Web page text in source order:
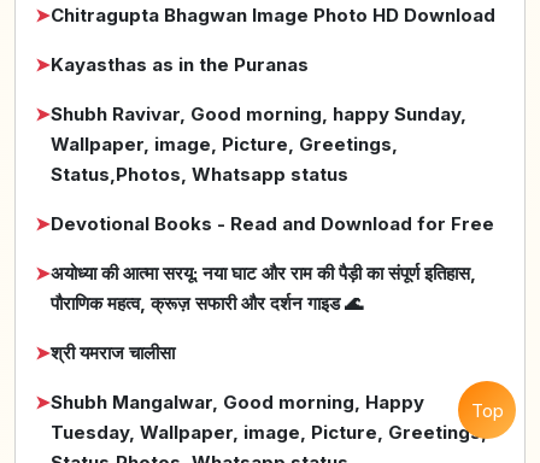
➤Chitragupta Bhagwan Image Photo HD Download
➤Kayasthas as in the Puranas
➤Shubh Ravivar, Good morning, happy Sunday,
Wallpaper, image, Picture, Greetings,
Status,Photos, Whatsapp status
➤Devotional Books - Read and Download for Free
➤अयोध्या की आत्मा सरयू: नया घाट और राम की पैड़ी का संपूर्ण इतिहास,
पौराणिक महत्व, क्रूज़ सफारी और दर्शन गाइड 🌊
➤श्री यमराज चालीसा
➤Shubh Mangalwar, Good morning, Happy
Tuesday, Wallpaper, image, Picture, Greetings,
Top